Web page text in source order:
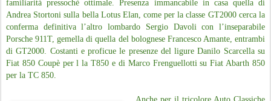
familiarità pressoché ottimale. Presenza immancabile in casa quella di
Andrea Stortoni sulla bella Lotus Elan, come per la classe GT2000 cerca la
conferma definitiva l’altro lombardo Sergio Davoli con l’inseparabile
Porsche 911T, gemella di quella del bolognese Francesco Amante, entrambi
di GT2000. Costanti e proficue le presenze del ligure Danilo Scarcella su
Fiat 850 Coupè per l la T850 e di Marco Frenguellotti su Fiat Abarth 850
per la TC 850.